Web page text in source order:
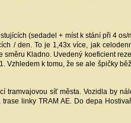
(sedadel + míst k stání při 4
/ den. To je 1,43x více, jak
Kladno. Uvedený koeficient
Vzhledem k tomu, že se ale špičky
tramvajovou síť města. Vozidla by
linky TRAM AE. Do depa